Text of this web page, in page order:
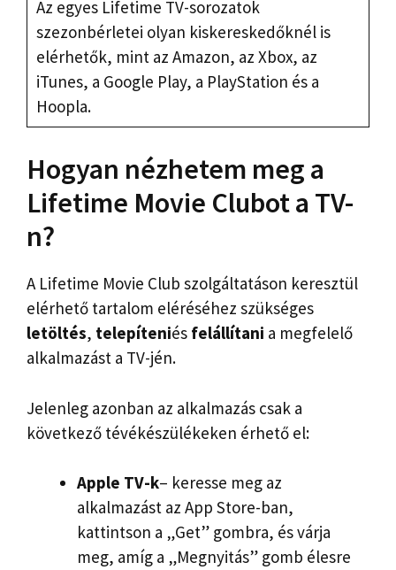
Az egyes Lifetime TV-sorozatok
szezonbérletei olyan kiskereskedőknél is
elérhetők, mint az Amazon, az Xbox, az
iTunes, a Google Play, a PlayStation és a
Hoopla.
Hogyan nézhetem meg a
Lifetime Movie Clubot a TV-
n?
A Lifetime Movie Club szolgáltatáson keresztül
elérhető tartalom eléréséhez szükséges
letöltés, telepíteniés felállítani a megfelelő
alkalmazást a TV-jén.
Jelenleg azonban az alkalmazás csak a
következő tévékészülékeken érhető el:
Apple TV-k– keresse meg az
alkalmazást az App Store-ban,
kattintson a „Get” gombra, és várja
meg, amíg a „Megnyitás” gomb élesre